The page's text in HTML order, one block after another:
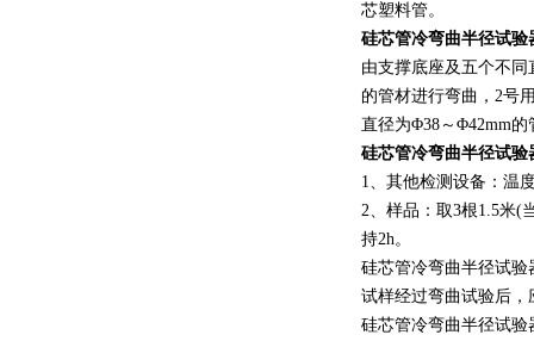
芯塑料管。
硅芯管冷弯曲半径试验
由支撑底座及五个不
的管材进行弯曲，2号
直径为Φ38～Φ42mm
硅芯管冷弯曲半径试验
1、其他检测设备：温
2、样品：取3根1.5米(
持2h。
硅芯管冷弯曲半径试验
试样经过弯曲试验后
硅芯管冷弯曲半径试验